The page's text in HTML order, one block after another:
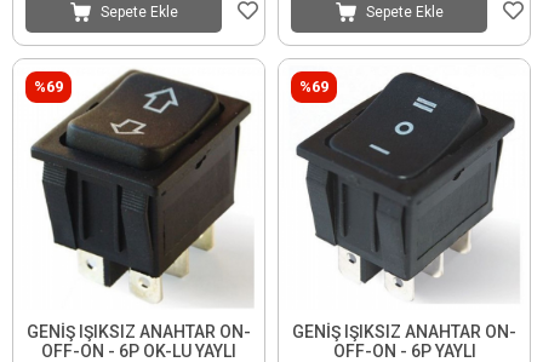
Sepete Ekle Sepete Ekle
GENİŞ IŞIKSIZ ANAHTAR ON-
OFF-ON - 6P OK-LU YAYLI
%69
GENİŞ IŞIKSIZ ANAHTAR ON-
OFF-ON - 6P YAYLI
%69